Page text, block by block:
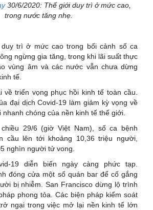
30/6/2020: Thế giới duy trì ở mức cao,
trong nước tăng nhẹ.
trì ở mức cao trong bối cảnh số ca
ngừng gia tăng, trong khi lãi suất thực
vùng âm và các nước vẫn chưa dừng
tế.
triển vọng phục hồi kinh tế toàn cầu.
đại dịch Covid-19 làm giảm kỳ vọng về
chóng của nền kinh tế thế giới.
29/6 (giờ Việt Nam), số ca bệnh
cầu lên tới khoảng 10,36 triệu người,
nghìn người tử vong.
19 diễn biến ngày càng phức tạp.
đóng cửa một số quán bar để cố gắng
bị nhiễm. San Francisco dừng lộ trình
phong tỏa. Các biện pháp kiểm soát
ngại trong việc mở lại nền kinh tế lớn